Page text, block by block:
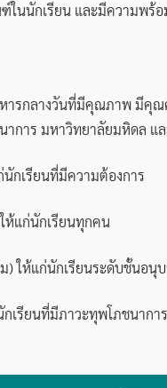
ในนักเรียน และมีความพร้อ
รกลางวันที่มีคุณภาพ มีคุณ
การ มหาวิทยาลัยมหิดล แ
กเรียนที่มีความต้องการ
ห้แก่นักเรียนทุกคน
) ให้แก่นักเรียนระดับชั้นอ
เรียนที่มีภาวะทุพโภชนาก